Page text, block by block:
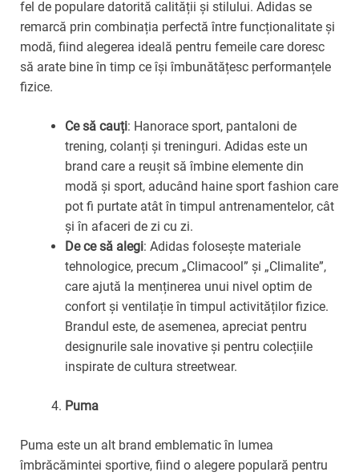
fel de populare datorită calității și stilului. Adidas se
remarcă prin combinația perfectă între funcționalitate și
modă, fiind alegerea ideală pentru femeile care doresc
să arate bine în timp ce își îmbunătățesc performanțele
fizice.
Ce să cauți: Hanorace sport, pantaloni de
trening, colanți și treninguri. Adidas este un
brand care a reușit să îmbine elemente din
modă și sport, aducând haine sport fashion care
pot fi purtate atât în timpul antrenamentelor, cât
și în afaceri de zi cu zi.
De ce să alegi: Adidas folosește materiale
tehnologice, precum „Climacool” și „Climalite”,
care ajută la menținerea unui nivel optim de
confort și ventilație în timpul activităților fizice.
Brandul este, de asemenea, apreciat pentru
designurile sale inovative și pentru colecțiile
inspirate de cultura streetwear.
Puma
Puma este un alt brand emblematic în lumea
îmbrăcămintei sportive, fiind o alegere populară pentru